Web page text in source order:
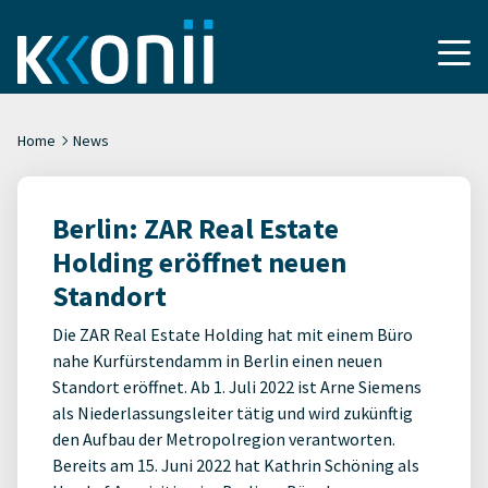
Home News
Berlin: ZAR Real Estate
Holding eröffnet neuen
Standort
Die ZAR Real Estate Holding hat mit einem Büro
nahe Kurfürstendamm in Berlin einen neuen
Standort eröffnet. Ab 1. Juli 2022 ist Arne Siemens
als Niederlassungsleiter tätig und wird zukünftig
den Aufbau der Metropolregion verantworten.
Bereits am 15. Juni 2022 hat Kathrin Schöning als